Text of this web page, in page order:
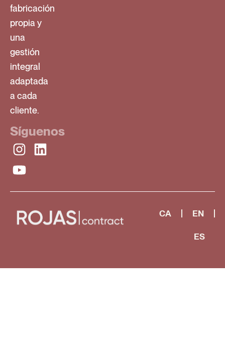
fabricación
propia y
una
gestión
integral
adaptada
a cada
cliente.
Síguenos
CA EN
ES